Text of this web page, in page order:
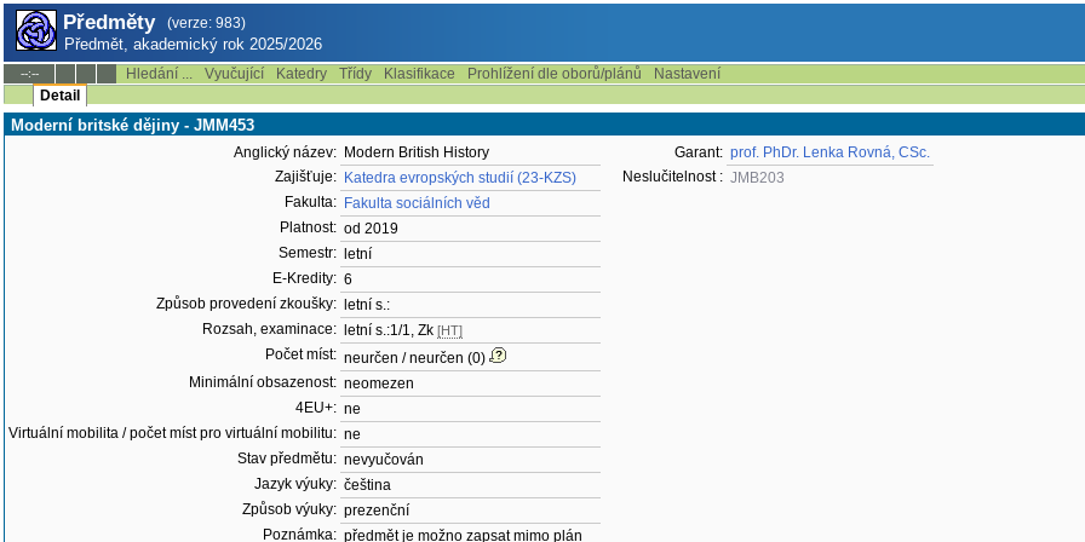
Předměty (verze: 983)
Předmět, akademický rok 2025/2026
--:-- Hledání ... Vyučující Katedry Třídy Klasifikace Prohlížení dle oborů/plánů
Nastavení
Detail
Moderní britské dějiny - JMM453
Anglický název: Modern British History
Zajišťuje: Katedra evropských studií (23-KZS)
Fakulta: Fakulta sociálních věd
Platnost: od 2019
Semestr:
letní
E-Kredity: 6
Způsob provedení zkoušky:
letní s.:
Rozsah, examinace:
letní s.:1/1, Zk [HT]
Počet míst: neurčen / neurčen (0)
Minimální obsazenost: neomezen
4EU+: ne
Virtuální mobilita / počet míst pro virtuální mobilitu: ne
Stav předmětu: nevyučován
Jazyk výuky: čeština
Způsob výuky: prezenční
Poznámka: předmět je možno zapsat mimo plán
Garant: prof. PhDr. Lenka Rovná, CSc.
Neslučitelnost : JMB203